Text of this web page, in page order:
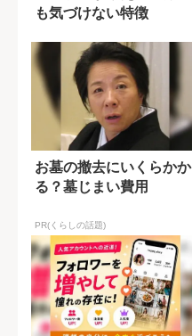
も気づけない特徴
お墓の撤去にいくらかか
る？墓じまい費用
PR(くらしの話題)